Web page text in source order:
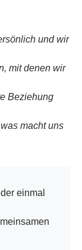
und wir
mit denen wir
Beziehung
macht uns
einmal